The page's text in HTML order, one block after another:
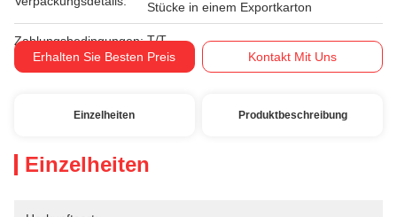
Stücke in einem Exportkarton
Zahlungsbedingungen: T/T
Erhalten Sie Besten Preis
Kontakt Mit Uns
Einzelheiten Produktbeschreibung
Einzelheiten